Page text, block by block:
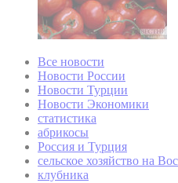
Все новости
Новости России
Новости Турции
Новости Экономики
статистика
абрикосы
Россия и Турция
сельское хозяйство на
клубника